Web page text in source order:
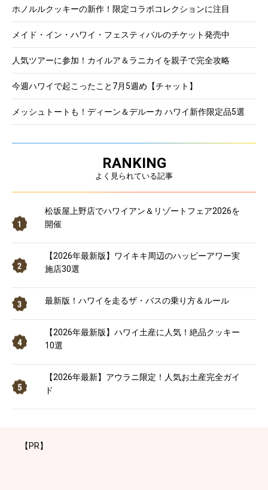
ホノルルクッキーの新作！限定コラボコレクションに注目
メイド・イン・ハワイ・フェスティバルのチケット発売中
人気ツアーに参加！カイルア＆ラニカイを親子で完全攻略
今週ハワイで起こったこと7月5週め【チャット】
メッシュトートも！ディーン＆デルーカ ハワイ新作限定品5選
RANKING
よく見られている記事
松坂屋上野店でハワイアン＆リゾートフェア2026を
開催
【2026年最新版】ワイキキ周辺のハッピーアワー実
施店30選
最新版！ハワイを走るザ・バスの乗り方＆ルール
【2026年最新版】ハワイ土産に人気！絶品クッキー
10選
【2026年最新】アウラニ限定！人気お土産完全ガイ
ド
【PR】